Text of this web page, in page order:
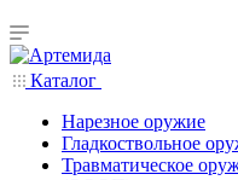
Каталог
Нарезное оружие
Гладкоствольное
Травматическое